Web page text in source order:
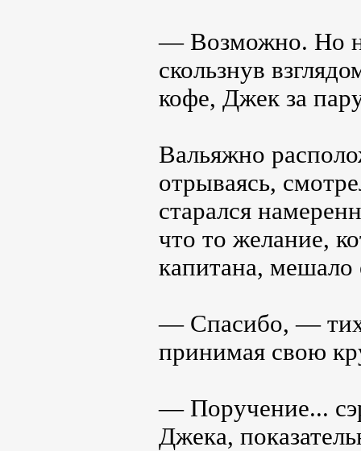
— Возможно. Но
скользнув
кофе, Джек за
Вальяжно
отрываясь,
старался
что то желание,
капитана, мешало
— Спасибо, —
принимая свою
— Поручение...
Джека,